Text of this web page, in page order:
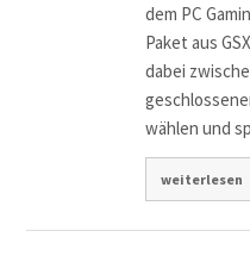
dem PC
Paket aus
dabei
wählen und
weiterlesen